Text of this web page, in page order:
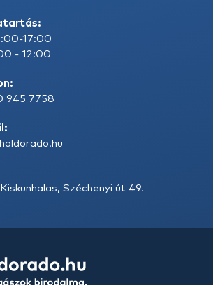
17:00
- 12:00
945 7758
Széchenyi út 49.